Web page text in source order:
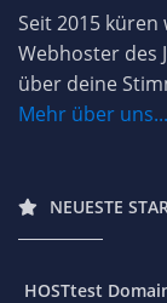
Seit 2015
Webhoster des
über deine
Mehr über uns...
NEUESTE
HOSTtest